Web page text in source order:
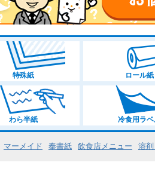
特殊紙 ロール紙
わら半紙 冷食用ラ
マーメイド 奉書紙 飲食店メニュー 溶